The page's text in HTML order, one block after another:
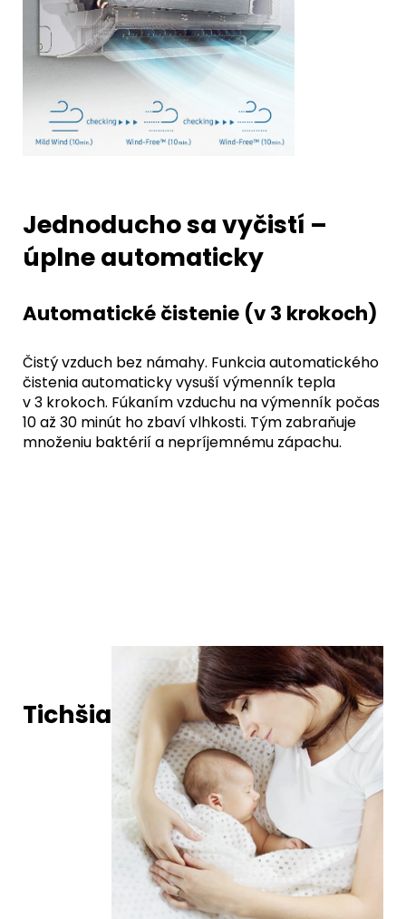
Jednoducho sa vyčistí –
úplne automaticky
Automatické čistenie (v 3 krokoch)
Čistý vzduch bez námahy. Funkcia automatického
čistenia automaticky vysuší výmenník tepla
v 3 krokoch. Fúkaním vzduchu na výmenník počas
10 až 30 minút ho zbaví vlhkosti. Tým zabraňuje
množeniu baktérií a nepríjemnému zápachu.
Tichšia